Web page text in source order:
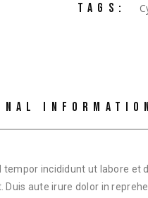
TAGS:
INFORMATION
incididunt ut labore
aute irure dolor in